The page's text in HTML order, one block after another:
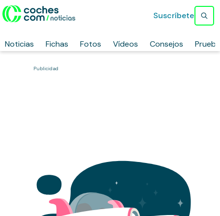
Noticias Fichas Fotos Vídeos Consejos
Suscríbete
Publicidad